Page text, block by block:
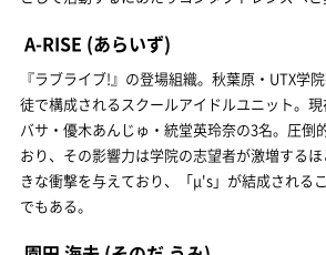
A-RISE (あらいず)
『ラブライブ!』の登場組織。秋葉原・UTX学
徒で構成されるスクールアイドルユニット。
バサ・優木あんじゅ・統堂英玲奈の3名。圧倒
おり、その影響力は学院の志望者が激増する
きな衝撃を与えており、「μ's」が結成される
でもある。